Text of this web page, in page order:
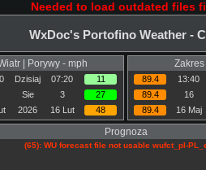
Needed to load outdated files
WxDoc's Portofino Weather -
| Porywy - mph
Dzisiaj 07:20
11
Sie 3
27
2026 16 Lut 48
Zakres
89.4 13:40
89.4
16
89.4
16 Maj
Prognoza
(65): WU forecast file not usable wufct_pl-